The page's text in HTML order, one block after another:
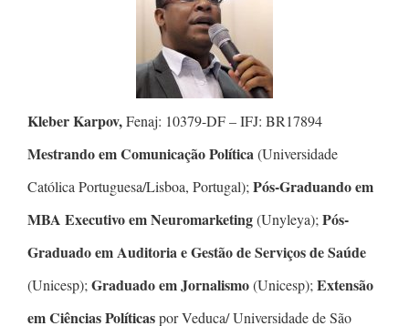
Kleber Karpov,Fenaj: 10379-DF – IFJ: BR17894
Mestrando em Comunicação Política(Universidade
Católica Portuguesa/Lisboa, Portugal); Pós-Graduando em
MBA Executivo em Neuromarketing(Unyleya); Pós-
Graduado em Auditoria e Gestão de Serviços de Saúde
(Unicesp); Graduado em Jornalismo(Unicesp); Extensão
em Ciências Políticaspor Veduca/ Universidade de São